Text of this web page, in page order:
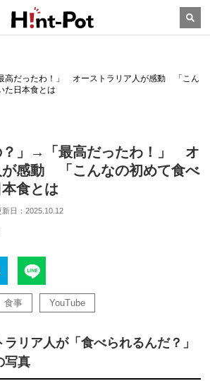
高だったわ！」 オーストラリア人が感動 「こん
た日本食とは
？」→「最高だったわ！」 オ
が感動 「こんなの初めて食べ
食とは
新日：2025.10.12
食事 YouTube
ラリア人が「食べられるんだ？」
写真